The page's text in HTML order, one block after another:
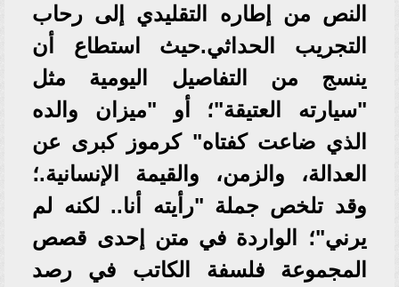
النص من إطاره التقليدي إلى رحاب
التجريب الحداثي.حيث استطاع أن
ينسج من التفاصيل اليومية مثل
"سيارته العتيقة"؛ أو "ميزان والده
الذي ضاعت كفتاه" كرموز كبرى عن
العدالة، والزمن، والقيمة الإنسانية.؛
وقد تلخص جملة "رأيته أنا.. لكنه لم
يرني"؛ الواردة في متن إحدى قصص
المجموعة فلسفة الكاتب في رصد